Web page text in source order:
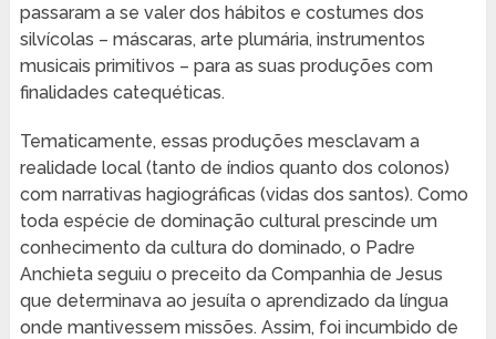
passaram a se valer dos hábitos e costumes dos
silvícolas – máscaras, arte plumária, instrumentos
musicais primitivos – para as suas produções com
finalidades catequéticas.
Tematicamente, essas produções mesclavam a
realidade local (tanto de índios quanto dos colonos)
com narrativas hagiográficas (vidas dos santos). Como
toda espécie de dominação cultural prescinde um
conhecimento da cultura do dominado, o Padre
Anchieta seguiu o preceito da Companhia de Jesus
que determinava ao jesuíta o aprendizado da língua
onde mantivessem missões. Assim, foi incumbido de